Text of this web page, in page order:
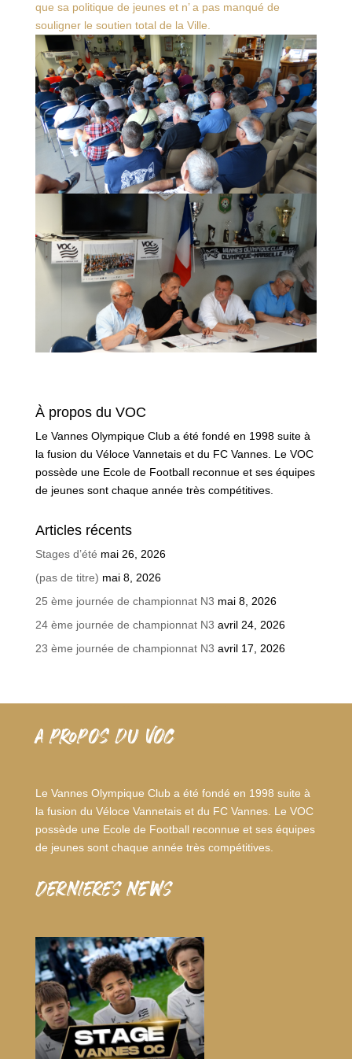
que sa politique de jeunes et n’ a pas manqué de
souligner le soutien total de la Ville.
À propos du VOC
Le Vannes Olympique Club a été fondé en 1998 suite à
la fusion du Véloce Vannetais et du FC Vannes. Le VOC
possède une Ecole de Football reconnue et ses équipes
de jeunes sont chaque année très compétitives.
Articles récents
Stages d’été mai 26, 2026
(pas de titre) mai 8, 2026
25 ème journée de championnat N3 mai 8, 2026
24 ème journée de championnat N3 avril 24, 2026
23 ème journée de championnat N3 avril 17, 2026
A PROPOS DU VOC
Le Vannes Olympique Club a été fondé en 1998 suite à
la fusion du Véloce Vannetais et du FC Vannes. Le VOC
possède une Ecole de Football reconnue et ses équipes
de jeunes sont chaque année très compétitives.
dernieres news